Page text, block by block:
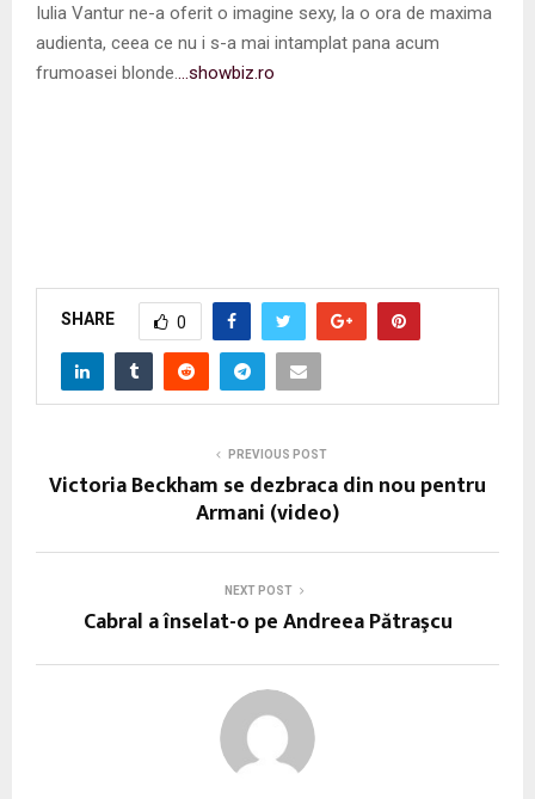
Iulia Vantur ne-a oferit o imagine sexy, la o ora de maxima
audienta, ceea ce nu i s-a mai intamplat pana acum
frumoasei blonde.
…showbiz.ro
SHARE 0
PREVIOUS POST
Victoria Beckham se dezbraca din nou pentru
Armani (video)
NEXT POST
Cabral a înselat-o pe Andreea Pătraşcu